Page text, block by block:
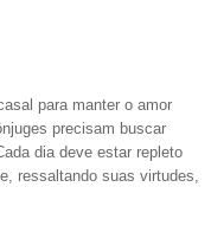
para manter o amor
precisam buscar
dia deve estar repleto
ressaltando suas virtudes,